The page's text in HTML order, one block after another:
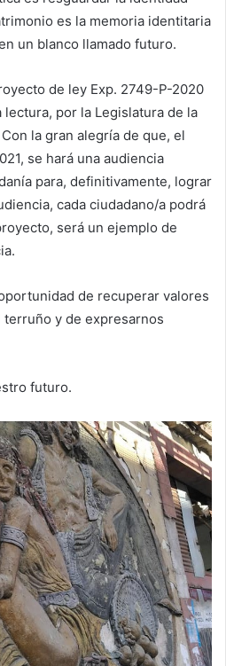
es la memoria identitaria
un blanco llamado futuro.
de ley Exp. 2749-P-2020
por la Legislatura de la
la gran alegría de que, el
se hará una audiencia
para, definitivamente, lograr
cada ciudadano/a podrá
será un ejemplo de
de recuperar valores
y de expresarnos
futuro.